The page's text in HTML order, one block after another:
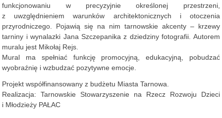
funkcjonowaniu w precyzyjnie określonej przestrzeni,
z uwzględnieniem warunków architektonicznych i otoczenia
przyrodniczego. Pojawią się na nim tarnowskie akcenty – krzewy
tarniny i wynalazki Jana Szczepanika z dziedziny fotografii. Autorem
muralu jest Mikołaj Rejs.
Mural ma spełniać funkcję promocyjną, edukacyjną, pobudzać
wyobraźnię i wzbudzać pozytywne emocje.
Projekt współfinansowany z budżetu Miasta Tarnowa.
Realizacja: Tarnowskie Stowarzyszenie na Rzecz Rozwoju Dzieci
i Młodzieży PAŁAC